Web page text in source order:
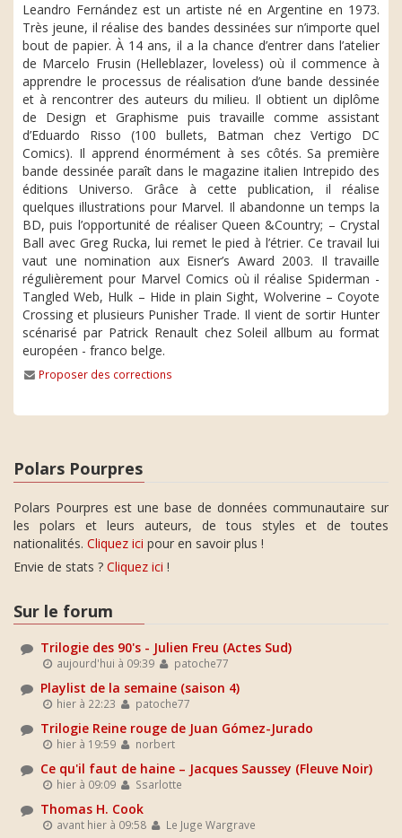
Leandro Fernández est un artiste né en Argentine en 1973.
Très jeune, il réalise des bandes dessinées sur n’importe quel
bout de papier. À 14 ans, il a la chance d’entrer dans l’atelier
de Marcelo Frusin (Helleblazer, loveless) où il commence à
apprendre le processus de réalisation d’une bande dessinée
et à rencontrer des auteurs du milieu. Il obtient un diplôme
de Design et Graphisme puis travaille comme assistant
d’Eduardo Risso (100 bullets, Batman chez Vertigo DC
Comics). Il apprend énormément à ses côtés. Sa première
bande dessinée paraît dans le magazine italien Intrepido des
éditions Universo. Grâce à cette publication, il réalise
quelques illustrations pour Marvel. Il abandonne un temps la
BD, puis l’opportunité de réaliser Queen &Country; – Crystal
Ball avec Greg Rucka, lui remet le pied à l’étrier. Ce travail lui
vaut une nomination aux Eisner’s Award 2003. Il travaille
régulièrement pour Marvel Comics où il réalise Spiderman -
Tangled Web, Hulk – Hide in plain Sight, Wolverine – Coyote
Crossing et plusieurs Punisher Trade. Il vient de sortir Hunter
scénarisé par Patrick Renault chez Soleil allbum au format
européen - franco belge.
Proposer des corrections
Polars Pourpres
Polars Pourpres est une base de données communautaire sur
les polars et leurs auteurs, de tous styles et de toutes
nationalités. Cliquez ici pour en savoir plus !
Envie de stats ? Cliquez ici !
Sur le forum
Trilogie des 90's - Julien Freu (Actes Sud)
aujourd'hui à 09:39 patoche77
Playlist de la semaine (saison 4)
hier à 22:23 patoche77
Trilogie Reine rouge de Juan Gómez-Jurado
hier à 19:59 norbert
Ce qu'il faut de haine – Jacques Saussey (Fleuve Noir)
hier à 09:09 Ssarlotte
Thomas H. Cook
avant hier à 09:58 Le Juge Wargrave